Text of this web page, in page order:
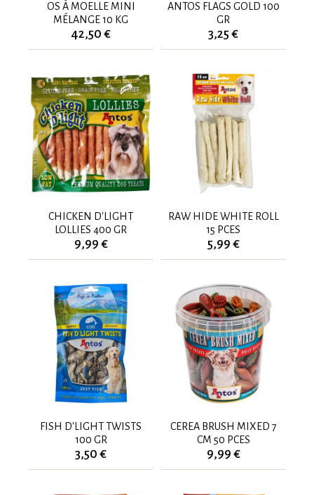
OS À MOELLE MINI
MÉLANGE 10 KG
42,50 €
ANTOS FLAGS GOLD 100
GR
3,25 €
CHICKEN D'LIGHT
LOLLIES 400 GR
9,99 €
RAW HIDE WHITE ROLL
15 PCES
5,99 €
FISH D'LIGHT TWISTS
100 GR
3,50 €
CEREA BRUSH MIXED 7
CM 50 PCES
9,99 €